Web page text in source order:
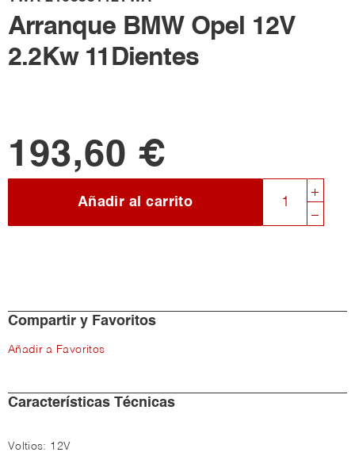
Arranque BMW Opel 12V
2.2Kw 11Dientes
193,60 €
Añadir al carrito
Compartir y Favoritos
Añadir a Favoritos
Características Técnicas
Voltios: 12V